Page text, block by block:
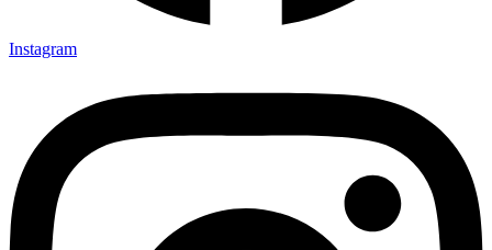
Instagram